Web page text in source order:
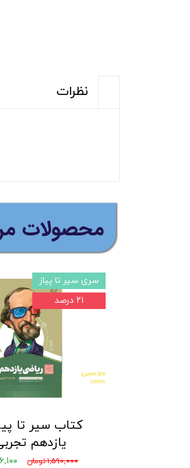
نظرات
(ارسال
​محصولات
کتاب سیر تا
یازدهم
۱,۵۹۰,۰۰۰ تومان
سری سیر تا پیاز
۲۱ درصد